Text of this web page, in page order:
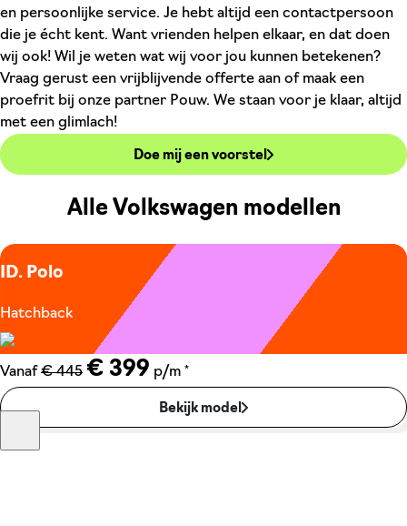
en persoonlijke service. Je hebt altijd een contactpersoon
die je écht kent. Want vrienden helpen elkaar, en dat doen
wij ook! Wil je weten wat wij voor jou kunnen betekenen?
Vraag gerust een vrijblijvende offerte aan of maak een
proefrit bij onze partner Pouw. We staan voor je klaar, altijd
met een glimlach!
Doe mij een voorstel
Alle Volkswagen modellen
ID. Polo
Hatchback
Vanaf € 445 € 399 p/m *
Bekijk model